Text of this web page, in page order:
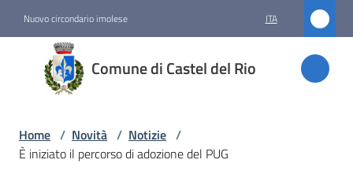
Nuovo circondario imolese ITA
Comune di Castel del Rio
Comune
di
Castel
Home / Novità / Notizie /
È iniziato il percorso di adozione del PUG